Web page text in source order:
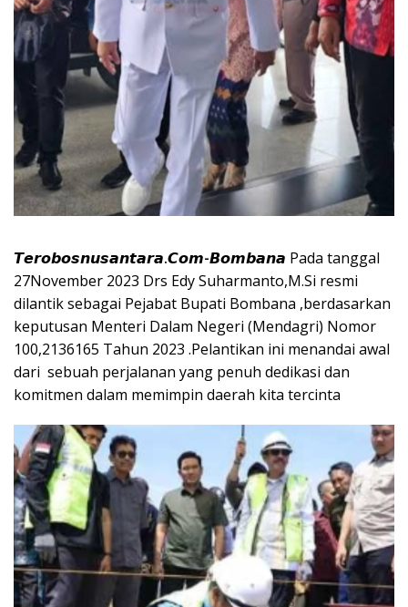
𝙏𝙚𝙧𝙤𝙗𝙤𝙨𝙣𝙪𝙨𝙖𝙣𝙩𝙖𝙧𝙖.𝘾𝙤𝙢-𝘽𝙤𝙢𝙗𝙖𝙣𝙖 Pada tanggal
27November 2023 Drs Edy Suharmanto,M.Si resmi
dilantik sebagai Pejabat Bupati Bombana ,berdasarkan
keputusan Menteri Dalam Negeri (Mendagri) Nomor
100,2136165 Tahun 2023 .Pelantikan ini menandai awal
dari sebuah perjalanan yang penuh dedikasi dan
komitmen dalam memimpin daerah kita tercinta